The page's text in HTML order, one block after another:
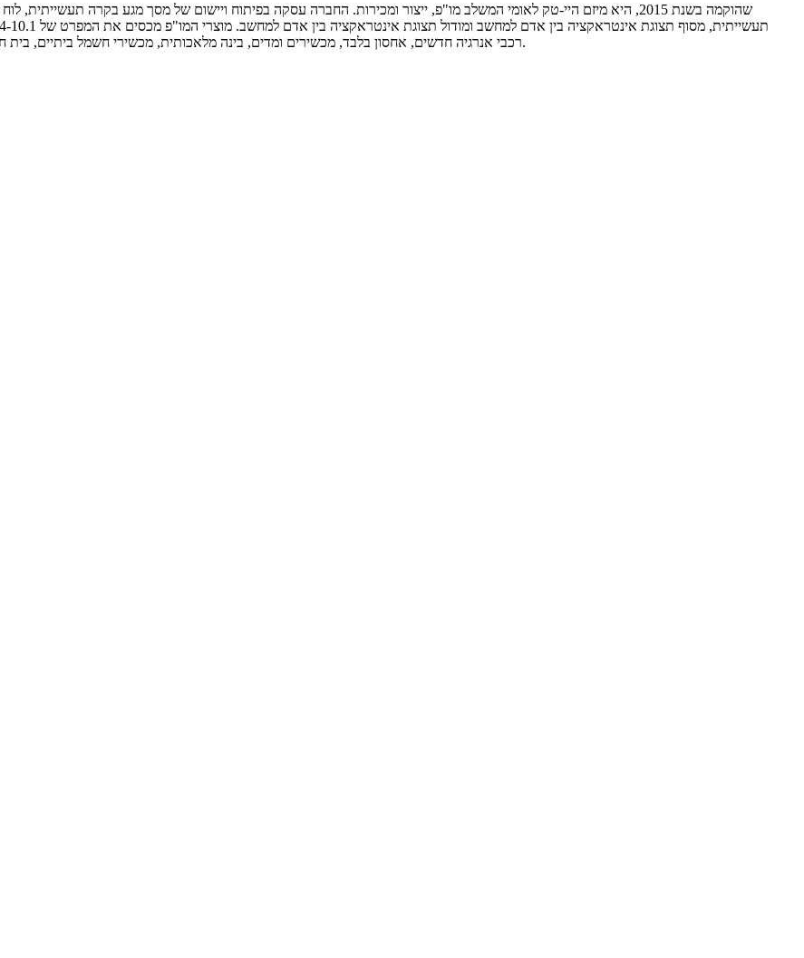
רכבי אנרגיה חדשים, אחסון בלבד, מכשירים ומדים, בינה מלאכותית, מכשירי חשמל ביתיים, בית חכם, ציוד אוטומציה תעשייתי, ציוד כף יד, ציוד רפואי, ציוד אבטחה וכן הלאה.